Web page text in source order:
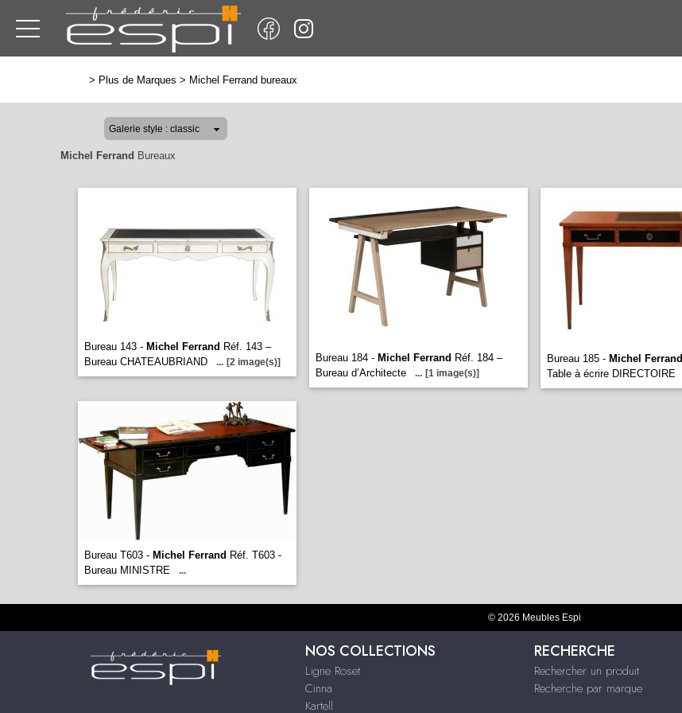
> Plus de Marques > Michel Ferrand bureaux
Michel Ferrand Bureaux
Bureau 143 - Michel Ferrand Réf. 143 –
Bureau CHATEAUBRIAND
... [2 image(s)] Bureau 184 - Michel Ferrand Réf. 184 –
Bureau d’Architecte
... [1 image(s)]
Bureau 185 - Michel Ferrand
Table à écrire DIRECTOIRE
Bureau T603 - Michel Ferrand Réf. T603 -
Bureau MINISTRE
...
© 2026 Meubles Espi
NOS COLLECTIONS
Ligne Roset
Cinna
Kartell
RECHERCHE
Rechercher un produit
Recherche par marque